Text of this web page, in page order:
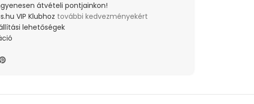
átvételi pontjainkon!
VIP Klubhoz további kedvezményekért
lehetőségek